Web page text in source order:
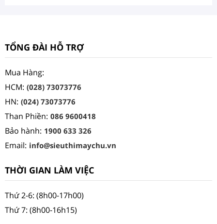
TỔNG ĐÀI HỖ TRỢ
Mua Hàng:
HCM: (028) 73073776
HN: (024) 73073776
Than Phiền: 086 9600418
Bảo hành: 1900 633 326
Email: info@sieuthimaychu.vn
THỜI GIAN LÀM VIỆC
Thứ 2-6: (8h00-17h00)
Thứ 7: (8h00-16h15)